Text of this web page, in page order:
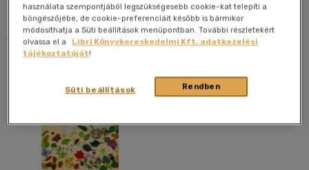
Szűrés Rendezés
Megjelenítés
20 db / oldal
Alkalmaz
használata szempontjából legszükségesebb cookie-kat telepíti a
böngészőjébe, de cookie-preferenciáit később is bármikor
módosíthatja a Süti beállítások menüpontban. További részletekért
olvassa el a
Libri Könyvkereskedelmi Kft. adatkezelési
tájékoztatóját!
Rendben
Süti beállítások